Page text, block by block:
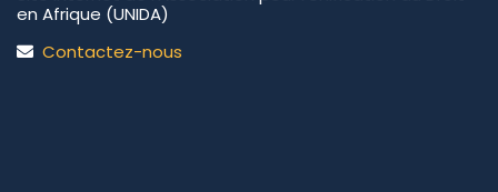
en Afrique (UNIDA)
Contactez-nous